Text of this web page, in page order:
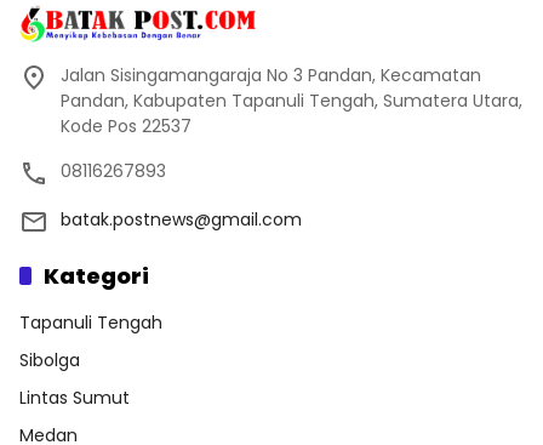
Jalan Sisingamangaraja No 3 Pandan, Kecamatan
Pandan, Kabupaten Tapanuli Tengah, Sumatera Utara,
Kode Pos 22537
08116267893
batak.postnews@gmail.com
Kategori
Tapanuli Tengah
Sibolga
Lintas Sumut
Medan